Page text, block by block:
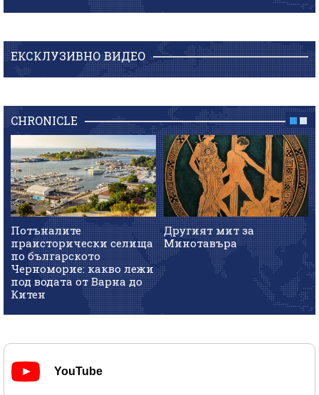
ЕКСКЛУЗИВНО ВИДЕО
CHRONICLE
Потъналите
праисторически селища
по българското
Черноморие: какво лежи
под водата от Варна до
Китен
Другият мит за
Минотавъра
YouTube